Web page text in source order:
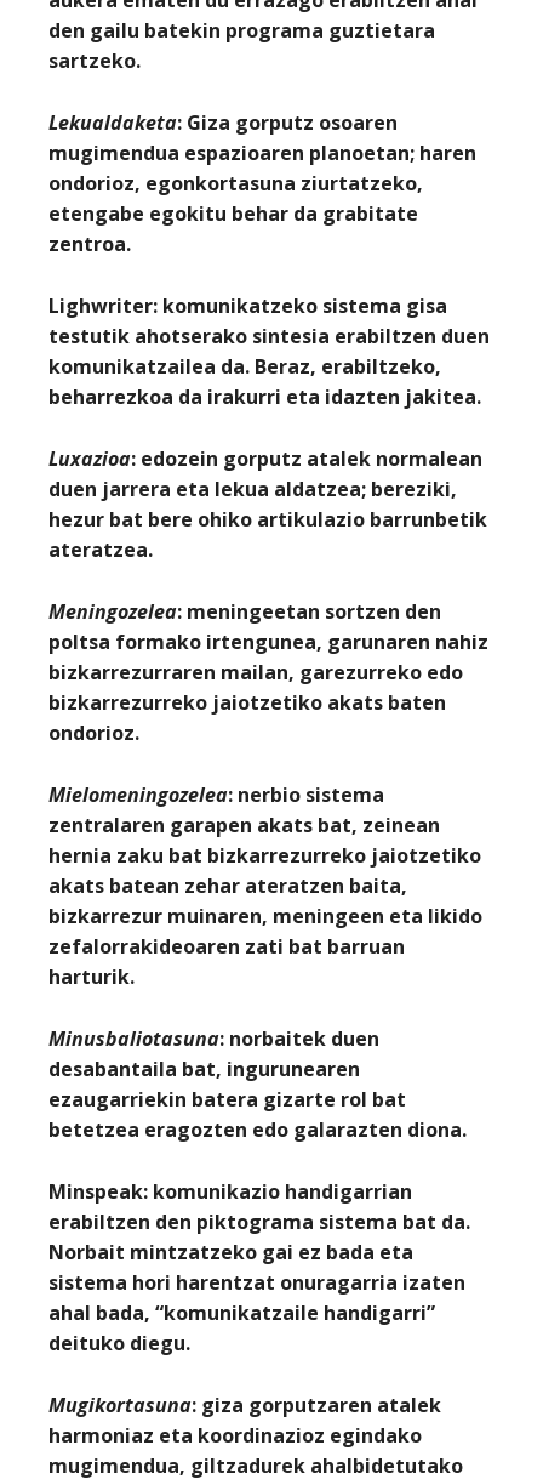
den gailu batekin programa guztietara
sartzeko.
Lekualdaketa: Giza gorputz osoaren
mugimendua espazioaren planoetan; haren
ondorioz, egonkortasuna ziurtatzeko,
etengabe egokitu behar da grabitate
zentroa.
Lighwriter: komunikatzeko sistema gisa
testutik ahotserako sintesia erabiltzen duen
komunikatzailea da. Beraz, erabiltzeko,
beharrezkoa da irakurri eta idazten jakitea.
Luxazioa: edozein gorputz atalek normalean
duen jarrera eta lekua aldatzea; bereziki,
hezur bat bere ohiko artikulazio barrunbetik
ateratzea.
Meningozelea: meningeetan sortzen den
poltsa formako irtengunea, garunaren nahiz
bizkarrezurraren mailan, garezurreko edo
bizkarrezurreko jaiotzetiko akats baten
ondorioz.
Mielomeningozelea: nerbio sistema
zentralaren garapen akats bat, zeinean
hernia zaku bat bizkarrezurreko jaiotzetiko
akats batean zehar ateratzen baita,
bizkarrezur muinaren, meningeen eta likido
zefalorrakideoaren zati bat barruan
harturik.
Minusbaliotasuna: norbaitek duen
desabantaila bat, ingurunearen
ezaugarriekin batera gizarte rol bat
betetzea eragozten edo galarazten diona.
Minspeak: komunikazio handigarrian
erabiltzen den piktograma sistema bat da.
Norbait mintzatzeko gai ez bada eta
sistema hori harentzat onuragarria izaten
ahal bada, “komunikatzaile handigarri”
deituko diegu.
Mugikortasuna: giza gorputzaren atalek
harmoniaz eta koordinazioz egindako
mugimendua, giltzadurek ahalbidetutako